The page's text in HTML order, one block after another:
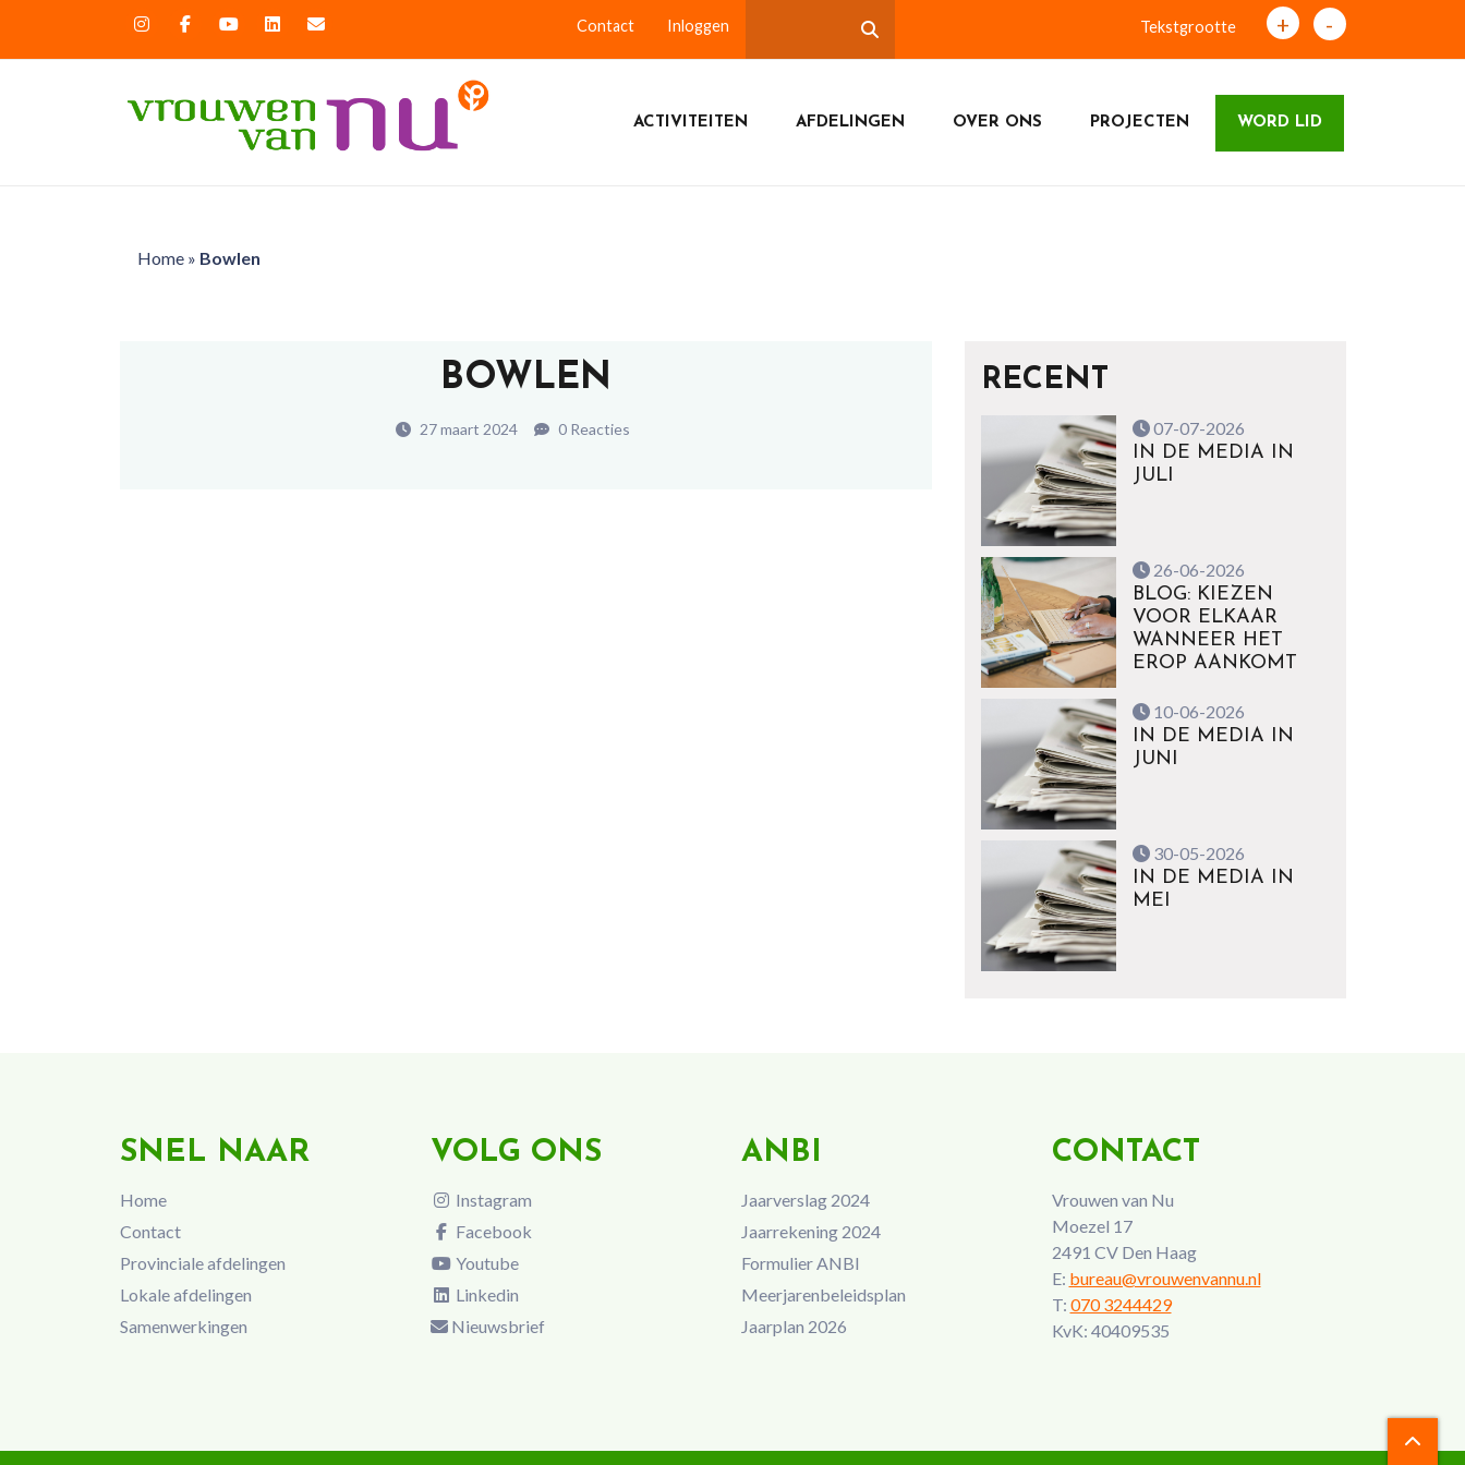
Contact Inloggen Tekstgrootte + -
ACTIVITEITEN AFDELINGEN OVER ONS PROJECTEN WORD LID
Home» Bowlen
BOWLEN
27 maart 2024 0 Reacties
RECENT
07-07-2026
IN DE MEDIA IN
JULI
26-06-2026
BLOG: KIEZEN
VOOR ELKAAR
WANNEER HET
EROP AANKOMT
10-06-2026
IN DE MEDIA IN
JUNI
30-05-2026
IN DE MEDIA IN
MEI
SNEL NAAR
Home
Contact
Provinciale afdelingen
Lokale afdelingen
Samenwerkingen
VOLG ONS
Instagram
Facebook
Youtube
Linkedin
Nieuwsbrief
ANBI
Jaarverslag 2024
Jaarrekening 2024
Formulier ANBI
Meerjarenbeleidsplan
Jaarplan 2026
CONTACT
Vrouwen van Nu
Moezel 17
2491 CV Den Haag
E: bureau@vrouwenvannu.nl
T: 070 3244429
KvK: 40409535